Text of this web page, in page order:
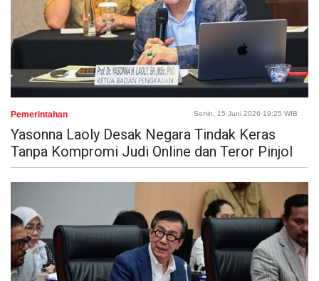
Pemerintahan Senin, 15 Juni 2026 19:25 WIB
Yasonna Laoly Desak Negara Tindak Keras
Tanpa Kompromi Judi Online dan Teror Pinjol